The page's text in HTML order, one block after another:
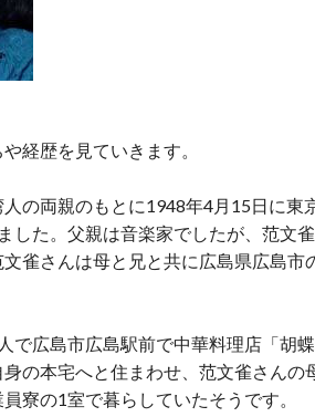
経歴を見ていきます。
の両親のもとに1948年4月15日に東
した。父親は音楽家でしたが、范文
雀さんは母と兄と共に広島県広島市
で広島市広島駅前で中華料理店「胡
の本宅へと住まわせ、范文雀さんの
寮の1室で暮らしていたそうです。